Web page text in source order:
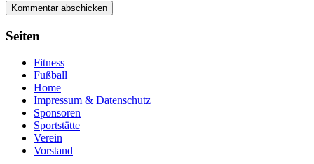
Seiten
Fitness
Fußball
Home
Impressum & Datenschutz
Sponsoren
Sportstätte
Verein
Vorstand